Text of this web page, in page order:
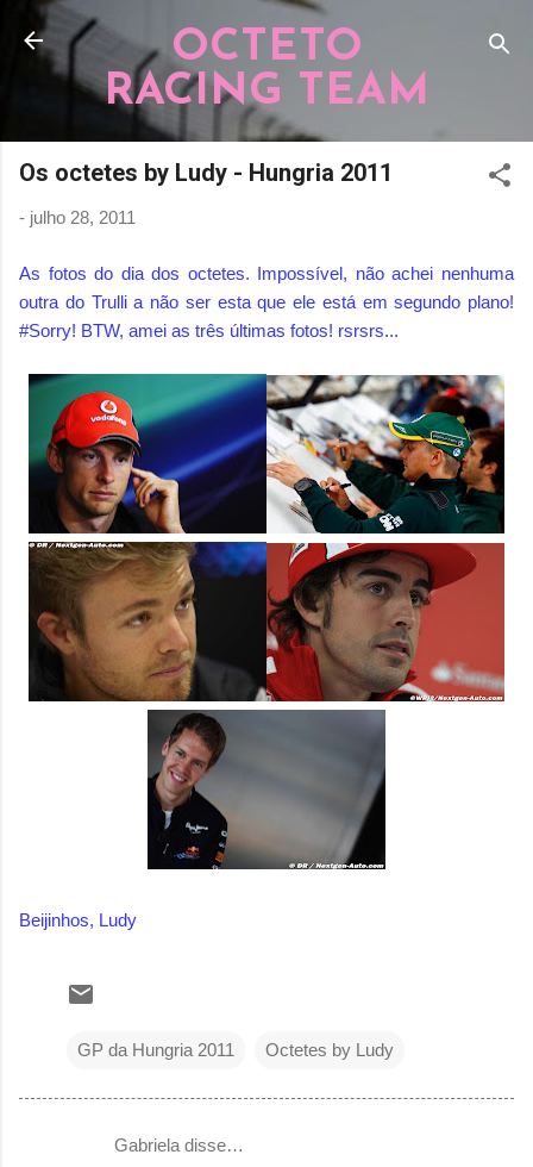
Pular para o conteúdo principal
OCTETO
RACING TEAM
Os octetes by Ludy - Hungria 2011
- julho 28, 2011
As fotos do dia dos octetes. Impossível, não achei nenhuma
outra do Trulli a não ser esta que ele está em segundo plano!
#Sorry! BTW, amei as três últimas fotos! rsrsrs...
Beijinhos, Ludy
GP da Hungria 2011 Octetes by Ludy
Gabriela disse…